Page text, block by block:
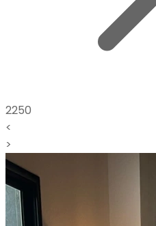
2250
<
>